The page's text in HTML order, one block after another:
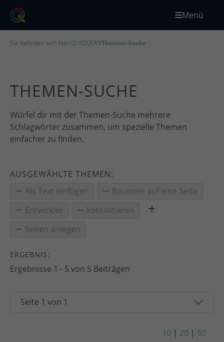
Menü
Sie befinden sich hier:QUIQQER Themen-Suche
THEMEN-SUCHE
Würfel dir mit der Themen-Suche mehrere
Schlagwörter zusammen, um spezielle Themen
einfacher zu finden.
AUSGEWÄHLTE THEMEN:
Als Text einfügen
Baustein auf eine Seite
Entwickler
kontaktieren
Seiten anlegen
ERGEBNIS:
Ergebnisse 1 - 5 von 5 Beiträgen
10 | 20 | 50